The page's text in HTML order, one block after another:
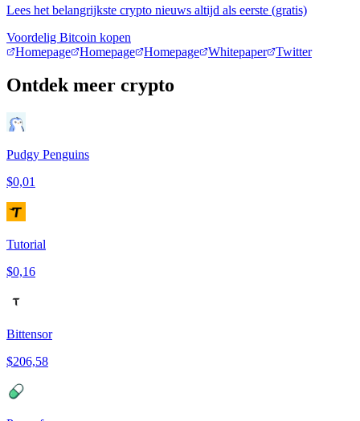
Lees het belangrijkste crypto nieuws altijd als eerste (gratis)
Voordelig Bitcoin kopen
Homepage
Homepage Homepage Whitepaper Twitter
Ontdek meer crypto
Pudgy Penguins
$0,01
Tutorial
$0,16
Bittensor
$206,58